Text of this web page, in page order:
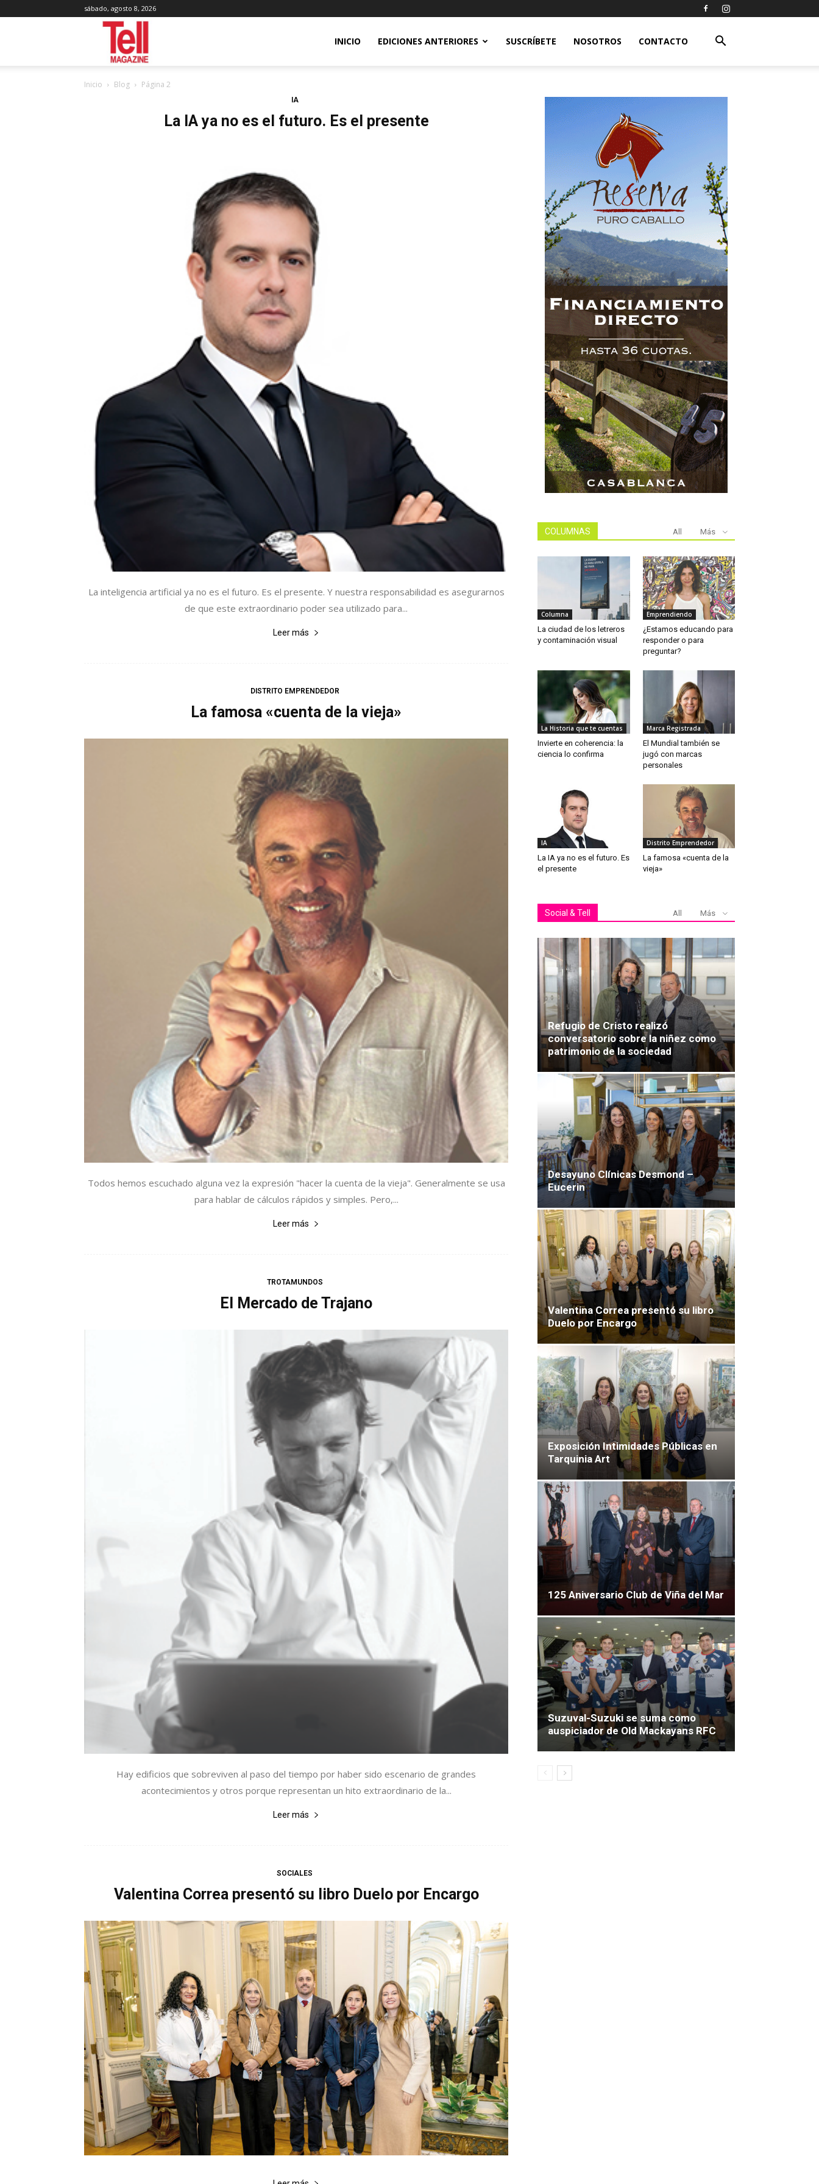
sábado, agosto 8, 2026
Magazine
INICIO EDICIONES ANTERIORES SUSCRÍBETE NOSOTROS CONTACTO
Inicio Blog Página 2
IA
La IA ya no es el futuro. Es el presente
La inteligencia artificial ya no es el futuro. Es el presente. Y nuestra responsabilidad es asegurarnos
de que este extraordinario poder sea utilizado para...
Leer más
DISTRITO EMPRENDEDOR
La famosa «cuenta de la vieja»
Todos hemos escuchado alguna vez la expresión "hacer la cuenta de la vieja". Generalmente se usa
para hablar de cálculos rápidos y simples. Pero,...
Leer más
TROTAMUNDOS
El Mercado de Trajano
Hay edificios que sobreviven al paso del tiempo por haber sido escenario de grandes
acontecimientos y otros porque representan un hito extraordinario de la...
Leer más
SOCIALES
Valentina Correa presentó su libro Duelo por Encargo
COLUMNAS All Más
Columna
La ciudad de los letreros
y contaminación visual
Emprendiendo
¿Estamos educando para
responder o para
preguntar?
La Historia que te cuentas
Invierte en coherencia: la
ciencia lo confirma
Marca Registrada
El Mundial también se
jugó con marcas
personales
IA
La IA ya no es el futuro. Es
el presente
Distrito Emprendedor
La famosa «cuenta de la
vieja»
Social & Tell All Más
Refugio de Cristo realizó
conversatorio sobre la niñez como
patrimonio de la sociedad
Desayuno Clínicas Desmond –
Eucerin
Valentina Correa presentó su libro
Duelo por Encargo
Exposición Intimidades Públicas en
Tarquinia Art
125 Aniversario Club de Viña del Mar
Suzuval-Suzuki se suma como
auspiciador de Old Mackayans RFC